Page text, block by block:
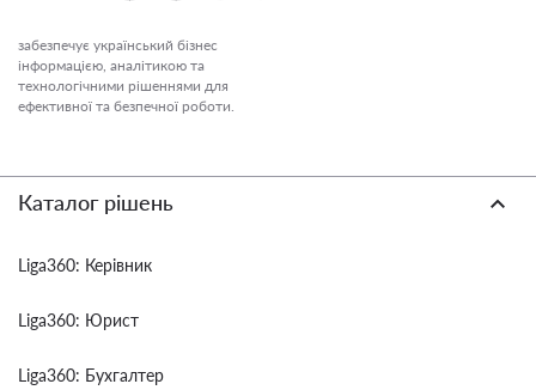
забезпечує український бізнес
інформацією, аналітикою та
технологічними рішеннями для
ефективної та безпечної роботи.
Каталог рішень
Liga360: Керівник
Liga360: Юрист
Liga360: Бухгалтер